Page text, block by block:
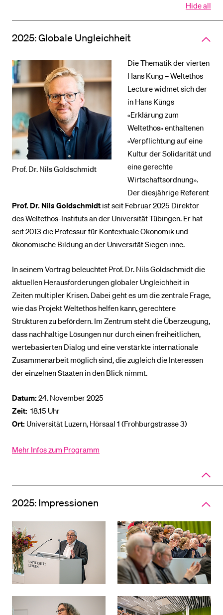
Hide all
2025: Globale Ungleichheit
Prof. Dr. Nils Goldschmidt
Die Thematik der vierten
Hans Küng – Weltethos
Lecture widmet sich der
in Hans Küngs
«Erklärung zum
Weltethos» enthaltenen
«Verpflichtung auf eine
Kultur der Solidarität und
eine gerechte
Wirtschaftsordnung».
Der diesjährige Referent
Prof. Dr. Nils Goldschmidt ist seit Februar 2025 Direktor
des Weltethos-Instituts an der Universität Tübingen. Er hat
seit 2013 die Professur für Kontextuale Ökonomik und
ökonomische Bildung an der Universität Siegen inne.
In seinem Vortrag beleuchtet Prof. Dr. Nils Goldschmidt die
aktuellen Herausforderungen globaler Ungleichheit in
Zeiten multipler Krisen. Dabei geht es um die zentrale Frage,
wie das Projekt Weltethos helfen kann, gerechtere
Strukturen zu befördern. Im Zentrum steht die Überzeugung,
dass nachhaltige Lösungen nur durch einen freiheitlichen,
wertebasierten Dialog und eine verstärkte internationale
Zusammenarbeit möglich sind, die zugleich die Interessen
der einzelnen Staaten in den Blick nimmt.
Datum: 24. November 2025
Zeit: 18.15 Uhr
Ort: Universität Luzern, Hörsaal 1 (Frohburgstrasse 3)
Mehr Infos zum Programm
Close
panel
of
2025: Impressionen